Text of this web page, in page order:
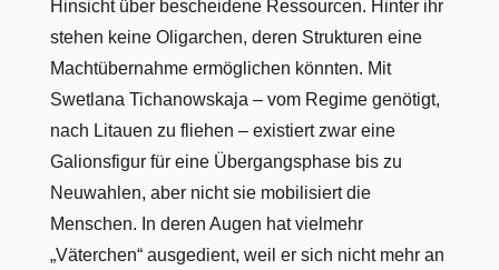
Hinsicht über bescheidene Ressourcen. Hinter ihr
stehen keine Oligarchen, deren Strukturen eine
Machtübernahme ermöglichen könnten. Mit
Swetlana Tichanowskaja – vom Regime genötigt,
nach Litauen zu fliehen – existiert zwar eine
Galionsfigur für eine Übergangsphase bis zu
Neuwahlen, aber nicht sie mobilisiert die
Menschen. In deren Augen hat vielmehr
„Väterchen“ ausgedient, weil er sich nicht mehr an